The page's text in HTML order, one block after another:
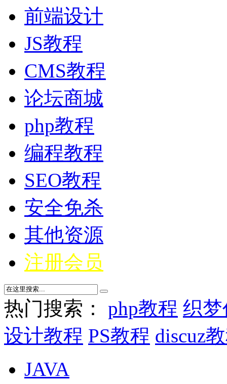
前端设计
JS教程
CMS教程
论坛商城
php教程
编程教程
SEO教程
安全免杀
其他资源
注册会员
热门搜索： php教程 织
设计教程 PS教程 discuz
JAVA